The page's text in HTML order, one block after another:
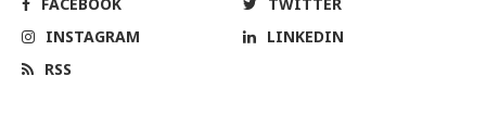
INSTAGRAM
LINKEDIN
RSS